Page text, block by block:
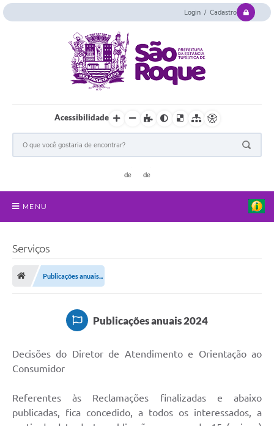
Login / Cadastro
Acessibilidade
MENU
Terceiro Setor
Arvorômetro
Secretarias/Departamentos
Editais
Serviços
Publicações anuais...
Publicações anuais 2024
Decisões do Diretor de Atendimento e Orientação ao
Consumidor
Referentes às Reclamações finalizadas e abaixo
publicadas, fica concedido, a todos os interessados, a